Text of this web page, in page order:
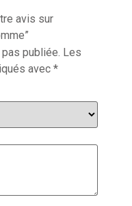
avis sur
publiée. Les
avec *